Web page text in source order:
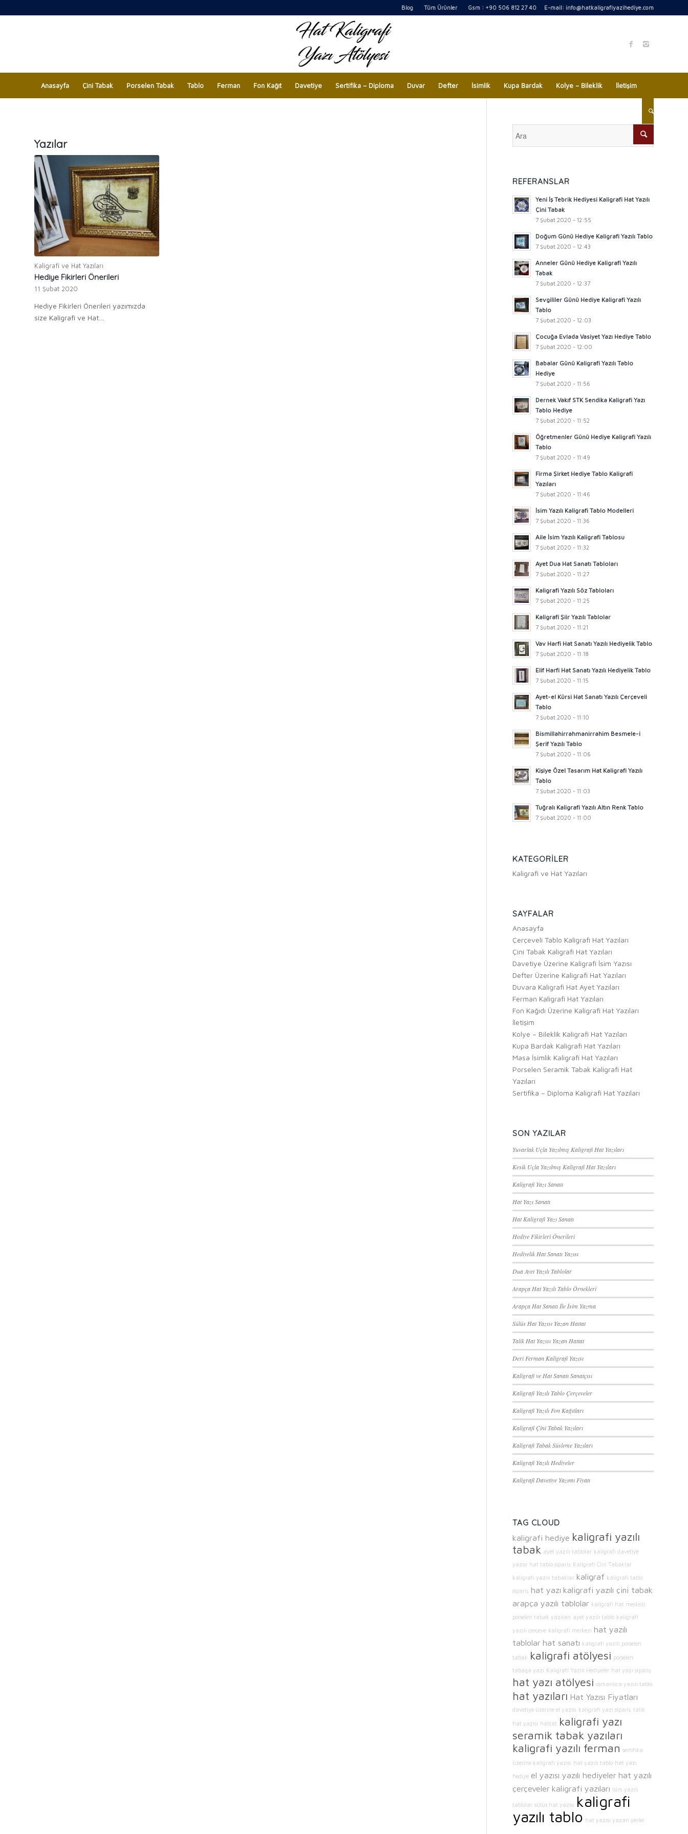
Blog Tüm ÜrünlerGsm : +90 506 812 27 40 E-mail: info@hatkaligrafiyazihediye.com
Anasayfa Çini Tabak Porselen Tabak Tablo Ferman Fon Kağıt Davetiye Sertifika – Diploma Duvar Defter İsimlik Kupa Bardak Kolye – Bileklik İletişim
Yazılar
Kaligrafi ve Hat Yazıları
Hediye Fikirleri Önerileri
11 Şubat 2020
Hediye Fikirleri Önerileri yazımızda
size Kaligrafi ve Hat…
REFERANSLAR
Yeni İş Tebrik Hediyesi Kaligrafi Hat Yazılı
Çini Tabak
7 Şubat 2020 - 12:55
Doğum Günü Hediye Kaligrafi Yazılı Tablo
7 Şubat 2020 - 12:43
Anneler Günü Hediye Kaligrafi Yazılı
Tabak
7 Şubat 2020 - 12:37
Sevgililer Günü Hediye Kaligrafi Yazılı
Tablo
7 Şubat 2020 - 12:03
Çocuğa Evlada Vasiyet Yazı Hediye Tablo
7 Şubat 2020 - 12:00
Babalar Günü Kaligrafi Yazılı Tablo
Hediye
7 Şubat 2020 - 11:56
Dernek Vakıf STK Sendika Kaligrafi Yazı
Tablo Hediye
7 Şubat 2020 - 11:52
Öğretmenler Günü Hediye Kaligrafi Yazılı
Tablo
7 Şubat 2020 - 11:49
Firma Şirket Hediye Tablo Kaligrafi
Yazıları
7 Şubat 2020 - 11:46
İsim Yazılı Kaligrafi Tablo Modelleri
7 Şubat 2020 - 11:36
Aile İsim Yazılı Kaligrafi Tablosu
7 Şubat 2020 - 11:32
Ayet Dua Hat Sanatı Tabloları
7 Şubat 2020 - 11:27
Kaligrafi Yazılı Söz Tabloları
7 Şubat 2020 - 11:25
Kaligrafi Şiir Yazılı Tablolar
7 Şubat 2020 - 11:21
Vav Harfi Hat Sanatı Yazılı Hediyelik Tablo
7 Şubat 2020 - 11:18
Elif Harfi Hat Sanatı Yazılı Hediyelik Tablo
7 Şubat 2020 - 11:15
Ayet-el Kürsi Hat Sanatı Yazılı Çerçeveli
Tablo
7 Şubat 2020 - 11:10
Bismillahirrahmanirrahim Besmele-i
Şerif Yazılı Tablo
7 Şubat 2020 - 11:06
Kişiye Özel Tasarım Hat Kaligrafi Yazılı
Tablo
7 Şubat 2020 - 11:03
Tuğralı Kaligrafi Yazılı Altın Renk Tablo
7 Şubat 2020 - 11:00
KATEGORILER
Kaligrafi ve Hat Yazıları
SAYFALAR
Anasayfa
Çerçeveli Tablo Kaligrafi Hat Yazıları
Çini Tabak Kaligrafi Hat Yazıları
Davetiye Üzerine Kaligrafi İsim Yazısı
Defter Üzerine Kaligrafi Hat Yazıları
Duvara Kaligrafi Hat Ayet Yazıları
Ferman Kaligrafi Hat Yazıları
Fon Kağıdı Üzerine Kaligrafi Hat Yazıları
İletişim
Kolye – Bileklik Kaligrafi Hat Yazıları
Kupa Bardak Kaligrafi Hat Yazıları
Masa İsimlik Kaligrafi Hat Yazıları
Porselen Seramik Tabak Kaligrafi Hat
Yazıları
Sertifika – Diploma Kaligrafi Hat Yazıları
SON YAZILAR
Yuvarlak Uçla Yazılmış Kaligrafi Hat Yazıları
Kesik Uçla Yazılmış Kaligrafi Hat Yazıları
Kaligrafi Yazı Sanatı
Hat Yazı Sanatı
Hat Kaligrafi Yazı Sanatı
Hediye Fikirleri Önerileri
Hediyelik Hat Sanatı Yazısı
Dua Ayet Yazılı Tablolar
Arapça Hat Yazılı Tablo Örnekleri
Arapça Hat Sanatı İle İsim Yazma
Sülüs Hat Yazısı Yazan Hattat
Talik Hat Yazısı Yazan Hattat
Deri Ferman Kaligrafi Yazısı
Kaligrafi ve Hat Sanatı Sanatçısı
Kaligrafi Yazılı Tablo Çerçeveler
Kaligrafi Yazılı Fon Kağıtları
Kaligrafi Çini Tabak Yazıları
Kaligrafi Tabak Süsleme Yazıları
Kaligrafi Yazılı Hediyeler
Kaligrafi Davetiye Yazımı Fiyatı
TAG CLOUD
kaligrafi hediye kaligrafi yazılı
tabak ayet yazılı tablolar kaligrafi davetiye
yazısı hat tablo sipariş Kaligrafi Çini Tabaklar
kaligrafi yazılı tabaklar kaligraf kaligrafi tablo
sipariş hat yazı kaligrafi yazılı çini tabak
arapça yazılı tablolar kaligrafi hat merkezi
porselen tabak yazıları ayet yazılı tablo kaligrafi
yazılı çerçeve kaligrafi merkezi hat yazılı
tablolar hat sanatı kaligrafi yazılı porselen
tabak kaligrafi atölyesi porselen
tabağa yazı Kaligrafi Yazılı Hediyeler hat yazı sipariş
hat yazı atölyesi osmanlıca yazılı tablo
hat yazıları Hat Yazısı Fiyatları
davetiye üzerine el yazısı kaligrafi yazı sipariş talik
hat yazısı hattat kaligrafi yazı
seramik tabak yazıları
kaligrafi yazılı ferman sertifika
üzerine kaligrafi yazısı hat yazılı tablo hat yazı
hediye el yazısı yazılı hediyeler hat yazılı
çerçeveler kaligrafi yazıları isim yazılı
tablolar sülüs hat yazısı kaligrafi
yazılı tablo hat yazısı yazan yerler